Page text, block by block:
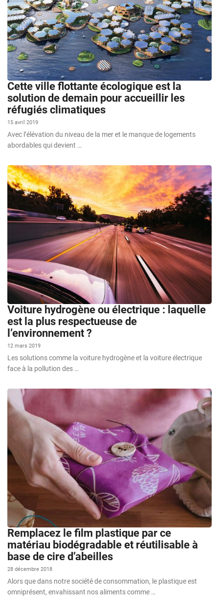
Cette ville flottante écologique est la
solution de demain pour accueillir les
réfugiés climatiques
15 avril 2019
Avec l’élévation du niveau de la mer et le manque de logements
abordables qui devient …
Voiture hydrogène ou électrique : laquelle
est la plus respectueuse de
l’environnement ?
12 mars 2019
Les solutions comme la voiture hydrogène et la voiture électrique
face à la pollution des …
Remplacez le film plastique par ce
matériau biodégradable et réutilisable à
base de cire d’abeilles
28 décembre 2018
Alors que dans notre société de consommation, le plastique est
omniprésent, envahissant nos aliments comme …